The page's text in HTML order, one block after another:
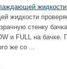
жидкости
жидкости
стенку
и FULL на бачке.
же со ...